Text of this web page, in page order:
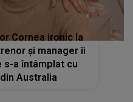
Cornea ironic la
și manager îi
s-a întâmplat cu
Australia